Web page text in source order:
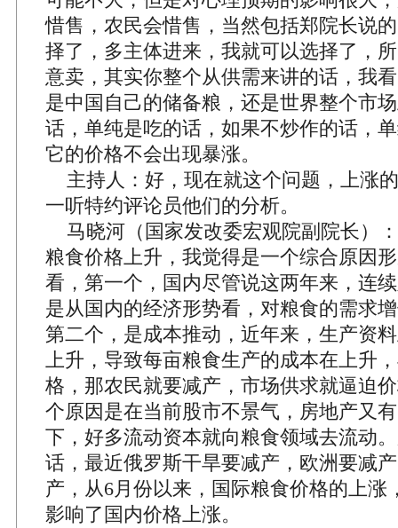
惜售，农民会惜售，当然包括郑院长说
择了，多主体进来，我就可以选择了，
意卖，其实你整个从供需来讲的话，我
是中国自己的储备粮，还是世界整个市
话，单纯是吃的话，如果不炒作的话，
它的价格不会出现暴涨。
主持人：好，现在就这个问题，上涨
一听特约评论员他们的分析。
马晓河（国家发改委宏观院副院长）
粮食价格上升，我觉得是一个综合原因
看，第一个，国内尽管说这两年来，连
是从国内的经济形势看，对粮食的需求
第二个，是成本推动，近年来，生产资
上升，导致每亩粮食生产的成本在上升
格，那农民就要减产，市场供求就逼迫
个原因是在当前股市不景气，房地产又
下，好多流动资本就向粮食领域去流动
话，最近俄罗斯干旱要减产，欧洲要减
产，从6月份以来，国际粮食价格的上涨
影响了国内价格上涨。